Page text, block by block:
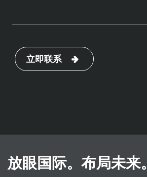
立即联系
放眼国际。布局未来。